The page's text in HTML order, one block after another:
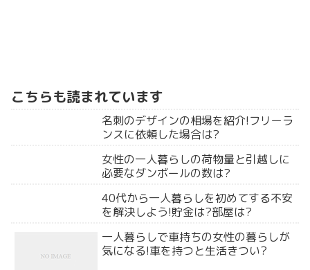
こちらも読まれています
名刺のデザインの相場を紹介!フリーラ
ンスに依頼した場合は?
女性の一人暮らしの荷物量と引越しに
必要なダンボールの数は?
40代から一人暮らしを初めてする不安
を解決しよう!貯金は?部屋は?
一人暮らしで車持ちの女性の暮らしが
気になる!車を持つと生活きつい?